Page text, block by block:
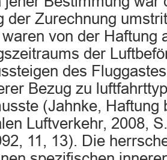
der Zurechnung
von der Haftung
der
des
Bezug zu
(Jahnke, Haftung
Luftverkehr, 2008,
11, 13). Die